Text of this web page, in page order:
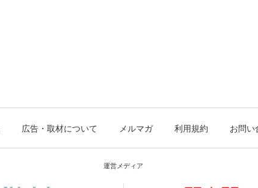
広告・取材について メルマガ 利用規約 お問い
運営メディア